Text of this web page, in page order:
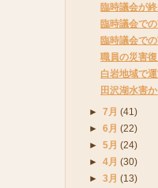
臨時議会が
臨時議会で
臨時議会で
職員の災害
白岩地域で
田沢湖水害
►7月(41)
►6月(22)
►5月(24)
►4月(30)
►3月(13)